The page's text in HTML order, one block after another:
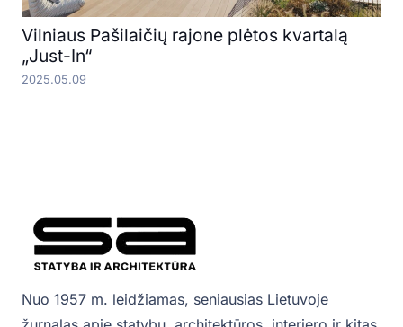
Vilniaus Pašilaičių rajone plėtos kvartalą
„Just-In“
2025.05.09
Nuo 1957 m. leidžiamas, seniausias Lietuvoje